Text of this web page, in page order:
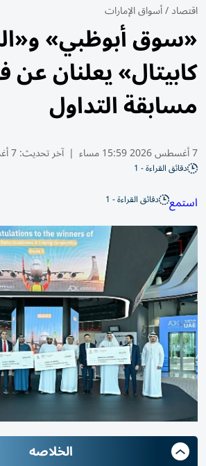
اقتصاد/أسواق الإمارات
«سوق أبوظبي»
كابيتال» يعلنان عن
مسابقة التداول
7 أغسطس 2026 15:59 مساء | آخر تحديث:7 أغسطس 16:55 2026
دقائق القراءة - 1
استمع دقائق القراءة - 1
الخلاصه